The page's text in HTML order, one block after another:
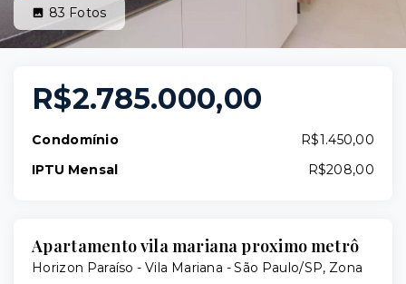
83 Fotos
R$2.785.000,00
Condomínio
R$1.450,00
IPTU Mensal
R$208,00
Apartamento vila mariana proximo metrô
Horizon Paraíso -Vila Mariana - São Paulo/SP, Zona